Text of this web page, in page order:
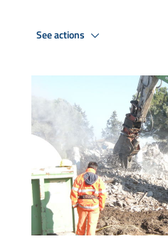
See actions